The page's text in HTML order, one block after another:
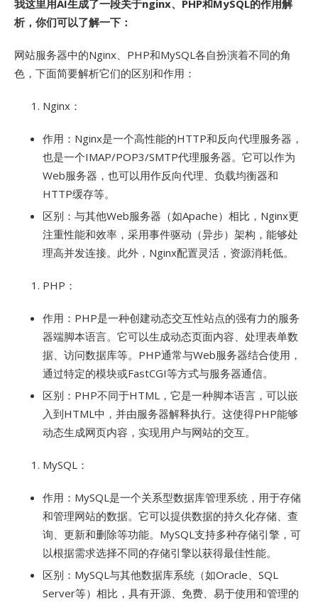
我这里用AI生成了一段关于nginx、PHP和MySQL的作用解
析，你们可以了解一下：
网站服务器中的Nginx、PHP和MySQL各自扮演着不同的角
色，下面简要解析它们的区别和作用：
Nginx：
作用：Nginx是一个高性能的HTTP和反向代理服务器，
也是一个IMAP/POP3/SMTP代理服务器。它可以作为
Web服务器，也可以用作反向代理、负载均衡器和
HTTP缓存等。
区别：与其他Web服务器（如Apache）相比，Nginx更
注重性能和效率，采用事件驱动（异步）架构，能够处
理高并发连接。此外，Nginx配置灵活，资源消耗低。
PHP：
作用：PHP是一种创建动态交互性站点的强有力的服务
器端脚本语言。它可以生成动态页面内容、处理表单数
据、访问数据库等。PHP通常与Web服务器结合使用，
通过特定的模块或FastCGI等方式与服务器通信。
区别：PHP不同于HTML，它是一种脚本语言，可以嵌
入到HTML中，并由服务器解释执行。这使得PHP能够
动态生成网页内容，实现用户与网站的交互。
MySQL：
作用：MySQL是一个关系型数据库管理系统，用于存储
和管理网站的数据。它可以提供数据的持久化存储、查
询、更新和删除等功能。MySQL支持多种存储引擎，可
以根据需求选择不同的存储引擎以获得最佳性能。
区别：MySQL与其他数据库系统（如Oracle、SQL
Server等）相比，具有开源、免费、易于使用和管理的